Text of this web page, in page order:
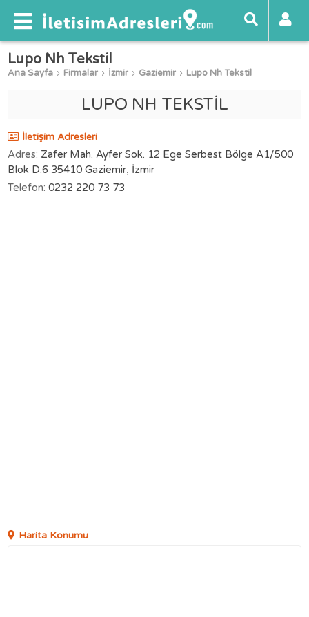
Lupo Nh Tekstil
Ana Sayfa Firmalar İzmir Gaziemir Lupo Nh Tekstil
LUPO NH TEKSTİL
İletişim Adresleri
Adres: Zafer Mah. Ayfer Sok. 12 Ege Serbest Bölge A1/500
Blok D:6 35410 Gaziemir, İzmir
Telefon: 0232 220 73 73
Harita Konumu